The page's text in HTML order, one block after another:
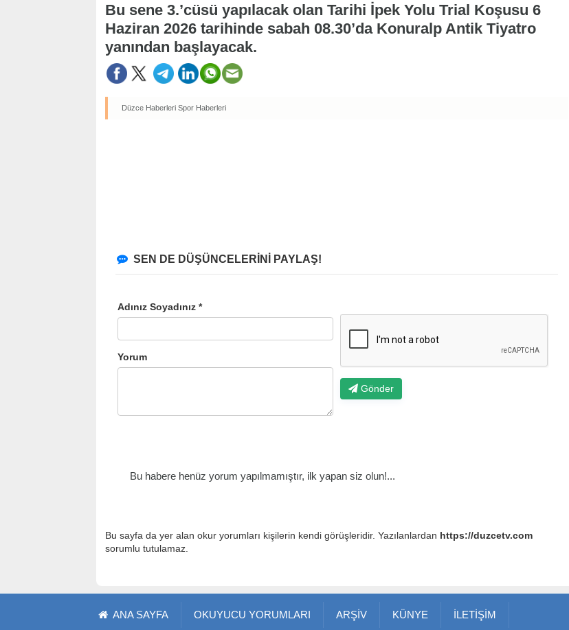
Bu sene 3.’cüsü yapılacak olan Tarihi İpek Yolu Trial Koşusu 6
Haziran 2026 tarihinde sabah 08.30’da Konuralp Antik Tiyatro
yanından başlayacak.
Düzce Haberleri Spor Haberleri
SEN DE DÜŞÜNCELERİNİ PAYLAŞ!
Adınız Soyadınız *
Yorum
Gönder
Bu habere henüz yorum yapılmamıştır, ilk yapan siz olun!...
Bu sayfa da yer alan okur yorumları kişilerin kendi görüşleridir. Yazılanlardan https://duzcetv.com
sorumlu tutulamaz.
ANA SAYFA OKUYUCU YORUMLARI ARŞİV KÜNYE İLETİŞİM